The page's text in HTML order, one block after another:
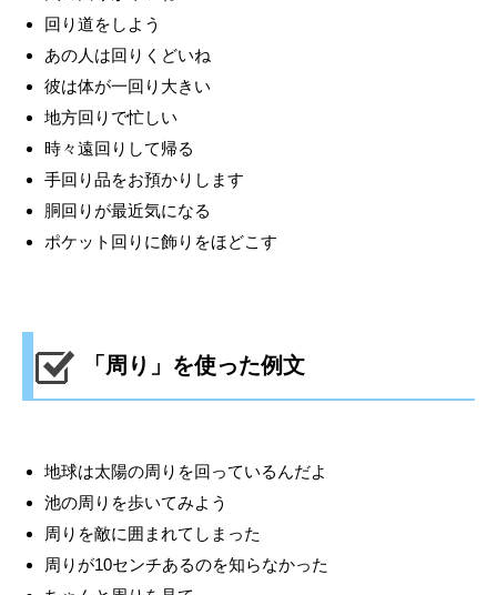
回り道をしよう
あの人は回りくどいね
彼は体が一回り大きい
地方回りで忙しい
時々遠回りして帰る
手回り品をお預かりします
胴回りが最近気になる
ポケット回りに飾りをほどこす
「周り」を使った例文
地球は太陽の周りを回っているんだよ
池の周りを歩いてみよう
周りを敵に囲まれてしまった
周りが10センチあるのを知らなかった